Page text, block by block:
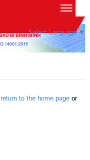
Select Language ▼
return to the home page or